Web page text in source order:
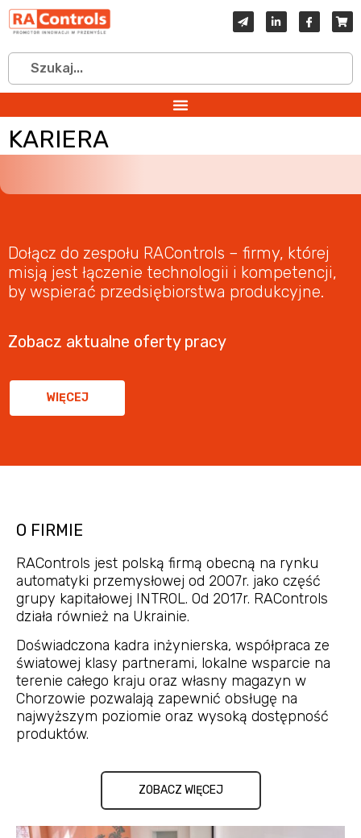
KARIERA
Dołącz do zespołu RAControls – firmy, której
misją jest łączenie technologii i kompetencji,
by wspierać przedsiębiorstwa produkcyjne.
Zobacz aktualne oferty pracy
WIĘCEJ
O FIRMIE
RAControls jest polską firmą obecną na rynku
automatyki przemysłowej od 2007r. jako część
grupy kapitałowej INTROL. Od 2017r. RAControls
działa również na Ukrainie.
Doświadczona kadra inżynierska, współpraca ze
światowej klasy partnerami, lokalne wsparcie na
terenie całego kraju oraz własny magazyn w
Chorzowie pozwalają zapewnić obsługę na
najwyższym poziomie oraz wysoką dostępność
produktów.
ZOBACZ WIĘCEJ